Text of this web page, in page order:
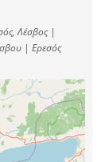
Λέσβος |
| Ερεσός